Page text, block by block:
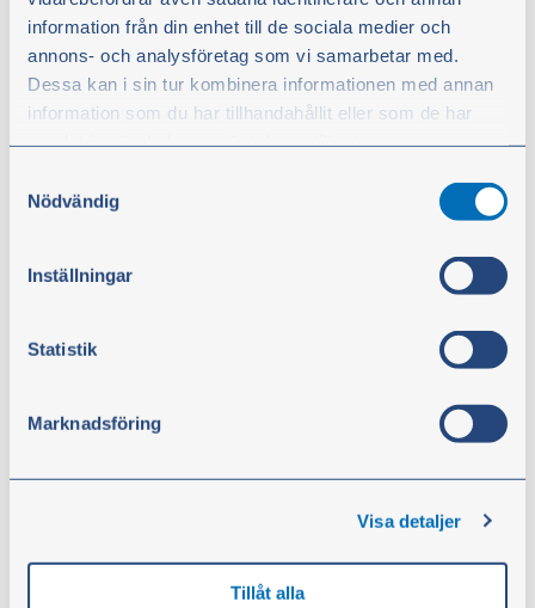
information från din enhet till de sociala medier och
annons- och analysföretag som vi samarbetar med.
Dessa kan i sin tur kombinera informationen med annan
information som du har tillhandahållit eller som de har
Du kan när som helst ändra ditt val. För att återkalla ditt
samtycke klickar du på ”Cookie-ikonen” längst ned till
Nödvändig
Inställningar
Statistik
Marknadsföring
Visa detaljer
Tillåt alla
1 068,00 kr